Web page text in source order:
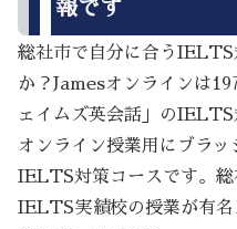
報です
総社市で自分に合う
か？Jamesオンラインは
ェイムズ英会話」の
オンライン授業用にブラ
IELTS対策コースです。
IELTS実績校の授業が有